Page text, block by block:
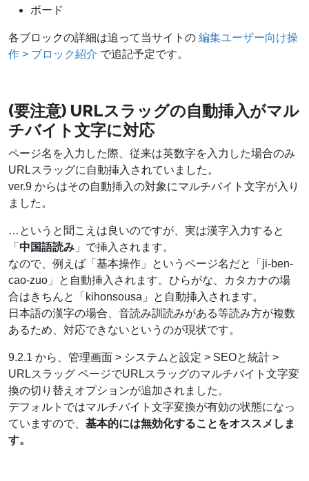
ボード
各ブロックの詳細は追って当サイトの 編集ユーザー向け操
作 > ブロック紹介 で追記予定です。
(要注意) URLスラッグの自動挿入がマル
チバイト文字に対応
ページ名を入力した際、従来は英数字を入力した場合のみ
URLスラッグに自動挿入されていました。
ver.9 からはその自動挿入の対象にマルチバイト文字が入り
ました。
…というと聞こえは良いのですが、実は漢字入力すると
「 中国語読み 」で挿入されます。
なので、例えば「基本操作」というページ名だと「ji-ben-
cao-zuo」と自動挿入されます。ひらがな、カタカナの場
合はきちんと「kihonsousa」と自動挿入されます。
日本語の漢字の場合、音読み訓読みがある等読み方が複数
あるため、対応できないというのが現状です。
9.2.1 から、管理画面 > システムと設定 > SEOと統計 >
URLスラッグ ページでURLスラッグのマルチバイト文字変
換の切り替えオプションが追加されました。
デフォルトではマルチバイト文字変換が有効の状態になっ
ていますので、 基本的には無効化することをオススメしま
す。